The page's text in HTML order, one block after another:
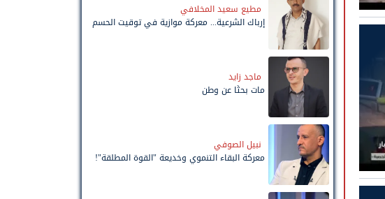
مطيع سعيد المخلافي
إرباك الشرعية... معركة موازية في توقيت الحسم
ماجد زايد
مات بحثًا عن وطن
نبيل الصوفي
معركة البقاء التنموي وخديعة "القوة المطلقة"!